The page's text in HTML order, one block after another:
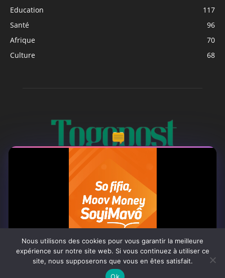
Education
117
Santé
96
Afrique
70
Culture
68
À PROPOS
Togo Post est un site d'information en ligne ...
Tel : +228 98 42 82 18
Contactez-nous:contact@togopost.tg
Nous utilisons des cookies pour vous garantir la meilleure
expérience sur notre site web. Si vous continuez à utiliser ce
site, nous supposerons que vous en êtes satisfait.
Ok